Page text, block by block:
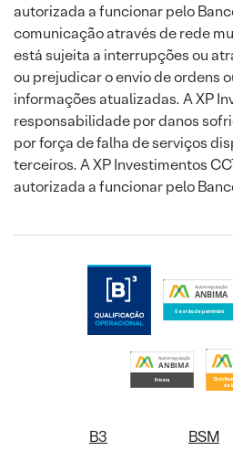
autorizada a funcionar pelo
comunicação através de rede
está sujeita a interrupções ou
ou prejudicar o envio de ordens
informações atualizadas. A XP
responsabilidade por danos
por força de falha de serviços
terceiros. A XP Investimentos
autorizada a funcionar pelo
B3 BSM